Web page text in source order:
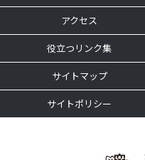
アクセス
役立つリンク集
サイトマップ
サイトポリシー